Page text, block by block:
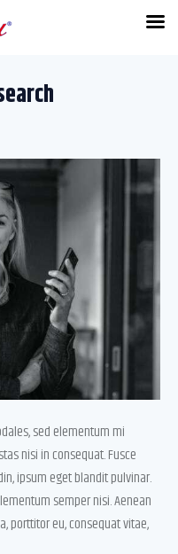
sed elementum mi
nisi in consequat. Fusce
ipsum eget blandit pulvinar.
semper nisi. Aenean
porttitor eu, consequat vitae,